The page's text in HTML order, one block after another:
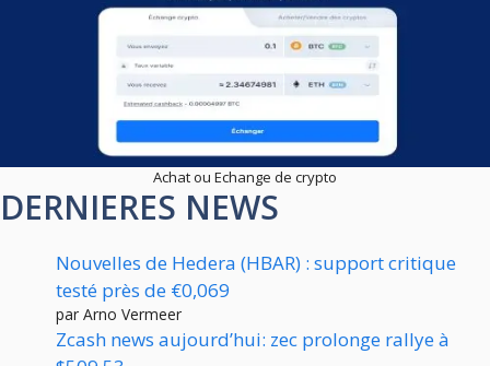
Achat ou Echange de crypto
DERNIERES NEWS
Nouvelles de Hedera (HBAR) : support critique
testé près de €0,069
par Arno Vermeer
Zcash news aujourd’hui: zec prolonge rallye à